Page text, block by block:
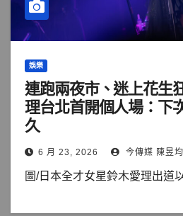
娛樂
連跑兩夜市、迷上花生
理台北首開個人場：下
久
6 月 23, 2026 今傳媒 陳昱均
圖/日本全才女星鈴木愛理出道